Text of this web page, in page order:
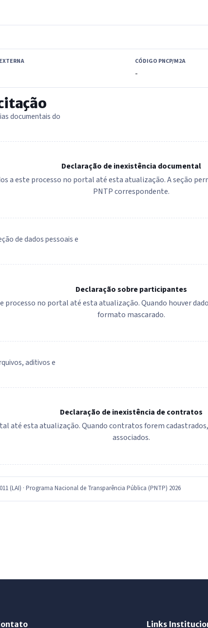
CÓDIGO PNCP/M2A
-
documentais do
Declaração de inexistência documental
a este processo no portal até esta atualização. A seção
PNTP correspondente.
de dados pessoais e
Declaração sobre participantes
no portal até esta atualização. Quando houver
formato mascarado.
aditivos e
Declaração de inexistência de contratos
até esta atualização. Quando contratos forem
associados.
(LAI) · Programa Nacional de Transparência Pública (PNTP) 2026
Links